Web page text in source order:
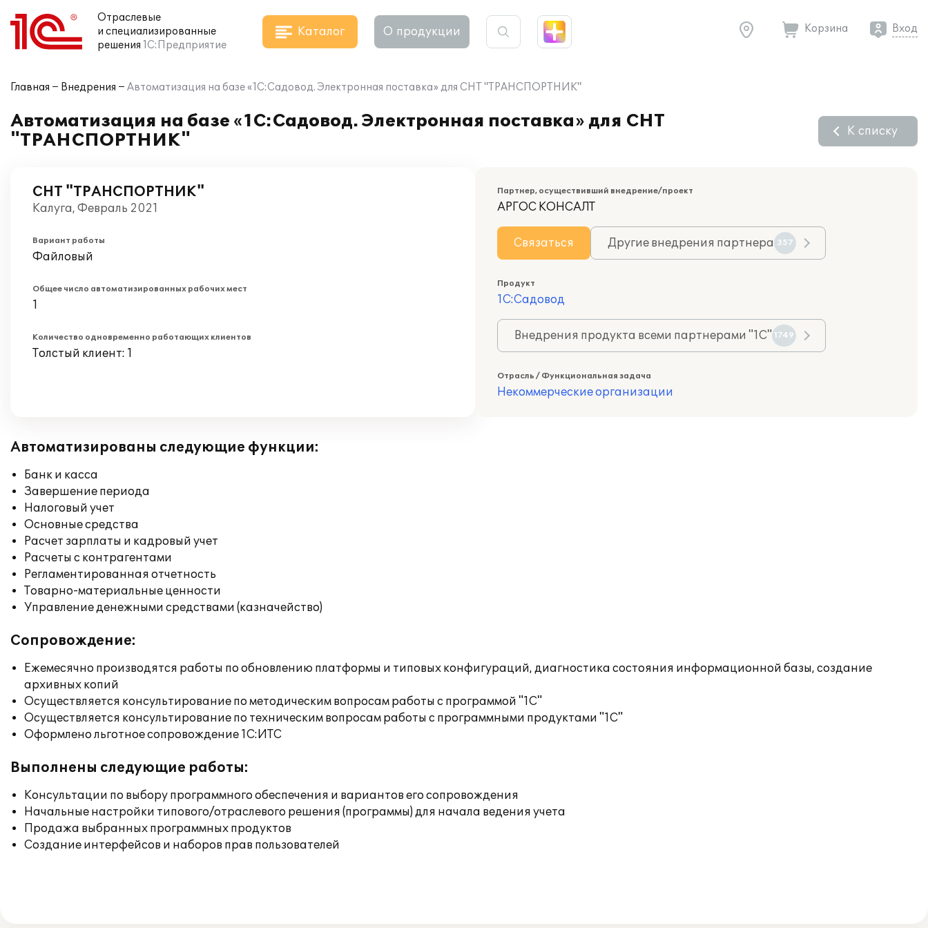
Отраслевые
и специализированные
решения 1С:Предприятие
Каталог О продукции Корзина Вход
Главная Внедрения Автоматизация на базе «1С:Садовод. Электронная поставка» для СНТ "ТРАНСПОРТНИК"
Автоматизация на базе «1С:Садовод. Электронная поставка» для СНТ
"ТРАНСПОРТНИК"
К списку
СНТ "ТРАНСПОРТНИК"
Калуга, Февраль 2021
Вариант работы
Файловый
Общее число автоматизированных рабочих мест
1
Количество одновременно работающих клиентов
Толстый клиент: 1
Партнер, осуществивший внедрение/проект
АРГОС КОНСАЛТ
Связаться Другие внедрения партнера 357
Продукт
1С:Садовод
Внедрения продукта всеми партнерами "1С" 1749
Отрасль / Функциональная задача
Некоммерческие организации
Автоматизированы следующие функции:
Банк и касса
Завершение периода
Налоговый учет
Основные средства
Расчет зарплаты и кадровый учет
Расчеты с контрагентами
Регламентированная отчетность
Товарно-материальные ценности
Управление денежными средствами (казначейство)
Сопровождение:
Ежемесячно производятся работы по обновлению платформы и типовых конфигураций, диагностика состояния информационной базы, создание
архивных копий
Осуществляется консультирование по методическим вопросам работы с программой "1С"
Осуществляется консультирование по техническим вопросам работы с программными продуктами "1С"
Оформлено льготное сопровождение 1С:ИТС
Выполнены следующие работы:
Консультации по выбору программного обеспечения и вариантов его сопровождения
Начальные настройки типового/отраслевого решения (программы) для начала ведения учета
Продажа выбранных программных продуктов
Создание интерфейсов и наборов прав пользователей